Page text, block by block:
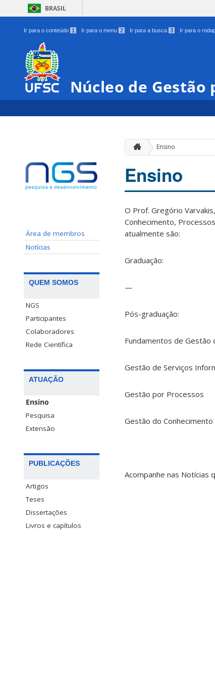
BRASIL
Ir para o conteúdo 1 Ir para o menu 2 Ir para a busca 3 Ir para o
Núcleo de
Área de membros
Notícias
QUEM SOMOS
NGS
Participantes
Colaboradores
Rede Científica
ATUAÇÃO
Ensino
Pesquisa
Extensão
PUBLICAÇÕES
Artigos
Teses
Dissertações
Livros e capítulos
Ensino
Ensino
O Prof. Gregório
Conhecimento,
atualmente são:
Graduação:
—
Pós-graduação:
Fundamentos de Gestão
Gestão de Serviços
Gestão por Processos
Gestão do
Acompanhe nas Notícias